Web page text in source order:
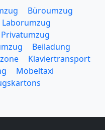
Büroumzug
Laborumzug
Privatumzug
Beiladung
Klaviertransport
Möbeltaxi